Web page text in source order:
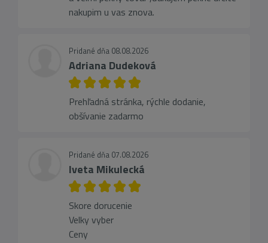
nakupim u vas znova.
Pridané dňa 08.08.2026
Adriana Dudeková
Prehľadná stránka, rýchle dodanie,
obšívanie zadarmo
Pridané dňa 07.08.2026
Iveta Mikulecká
Skore dorucenie
Velky vyber
Ceny